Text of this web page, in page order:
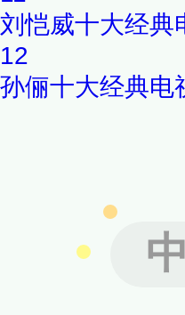
刘恺威十大经典
12
孙俪十大经典电